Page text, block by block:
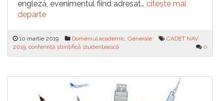
engleză, evenimentul fiind adresat… citește mai
departe
10 martie 2019 Domeniul academic Generale
CADET NAV
2019 conferință științifică studențească 0